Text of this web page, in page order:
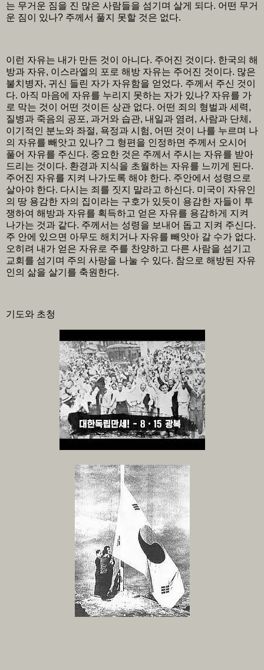
는 무거운 짐을 진 많은 사람들을 섬기며 살게 되다. 어떤 무거
운 짐이 있나? 주께서 풀지 못할 것은 없다.
이런 자유는 내가 만든 것이 아니다. 주어진 것이다. 한국의 해
방과 자유, 이스라엘의 포로 해방 자유는 주어진 것이다. 많은
불치병자, 귀신 들린 자가 자유함을 얻었다. 주께서 주신 것이
다. 아직 마음에 자유를 누리지 못하는 자가 있나? 자유를 가
로 막는 것이 어떤 것이든 상관 없다. 어떤 죄의 형벌과 세력,
질병과 죽음의 공포, 과거와 습관, 내일과 염려, 사람과 단체,
이기적인 분노와 좌절, 욕정과 시험, 어떤 것이 나를 누르며 나
의 자유를 빼앗고 있나? 그 형편을 인정하면 주께서 오시어
풀어 자유를 주신다. 중요한 것은 주께서 주시는 자유를 받아
드리는 것이다. 환경과 지식을 초월하는 자유를 느끼게 된다.
주어진 자유를 지켜 나가도록 해야 한다. 주안에서 성령으로
살아야 한다. 다시는 죄를 짓지 말라고 하신다. 미국이 자유인
의 땅 용감한 자의 집이라는 구호가 있듯이 용감한 자들이 투
쟁하여 해방과 자유를 획득하고 얻은 자유를 용감하게 지켜
나가는 것과 같다. 주께서는 성령을 보내어 돕고 지켜 주신다.
주 안에 있으면 아무도 해치거나 자유를 빼앗아 갈 수가 없다.
오히려 내가 얻은 자유로 주를 찬양하고 다른 사람을 섬기고
교회를 섬기며 주의 사랑을 나눌 수 있다. 참으로 해방된 자유
인의 삶을 살기를 축원한다.
기도와 초청